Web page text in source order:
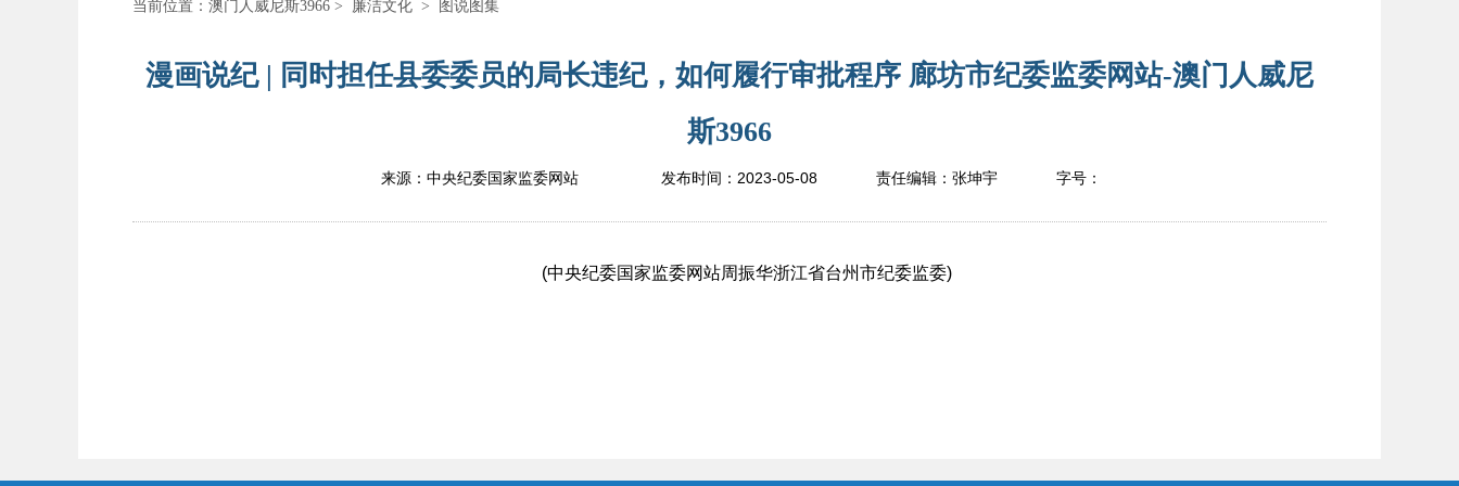
当前位置： 澳门人威尼斯3966 > 廉洁文化 > 图说图集
漫画说纪 | 同时担任县委委员的局长违纪，如何履行审批程序 廊坊市纪委监委网站-澳门人威尼
斯3966
来源：中央纪委国家监委网站 发布时间： 2023-05-08 责任编辑： 张坤宇 字号：
(中央纪委国家监委网站周振华浙江省台州市纪委监委)